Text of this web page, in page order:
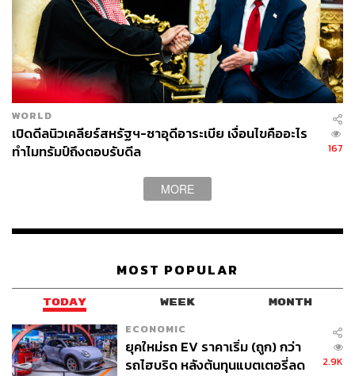
TAGS: แรงงานไทย
แรงงานไทยในต่างประเทศ
สุทิน คลังแสง
กองทัพอากาศไทย
Hamas
เหตุฮามาสโจมตีอิสราเอล
เสกสรร คันธา
Palestine
Israel
สงคราม คนไทยในต่างแดน
296
THE STANDARD TEAM
กองบรรณาธิการ THE STANDARD
WORLD
เปิดดีลนิวเคลียร์สหรัฐฯ-ซาอุดีอาระเบีย เงื่อนไขคืออะไร
ทำไมทรัมป์ถึงตอบรับดีล
167
MORE
MOST POPULAR
TODAY WEEK MONTH
ECONOMIC
ยุคใหม่รถ EV ราคาเริ่ม (ถูก) กว่า
รถไฮบริด หลังต้นทุนแบตเตอรี่ลด
2.9K